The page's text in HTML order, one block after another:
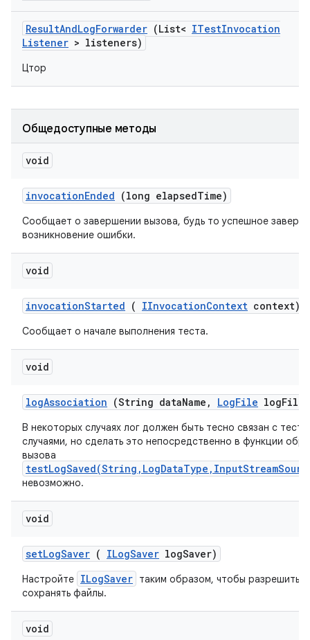
ResultAndLogForwarder (List< ITestInvocation
Listener > listeners)
Цтор
Общедоступные методы
void
invocationEnded (long elapsedTime)
Сообщает о завершении вызова, будь то успешное
возникновение ошибки.
void
invocationStarted ( IInvocationContext context)
Сообщает о начале выполнения теста.
void
logAssociation (String dataName , LogFile logFile)
В некоторых случаях лог должен быть тесно связан с
случаями, но сделать это непосредственно в функции
вызова
невозможно.
void
setLogSaver ( ILogSaver logSaver)
Настройте ILogSaver таким образом, чтобы разрешить
сохранять файлы.
void